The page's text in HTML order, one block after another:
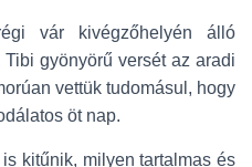
vár kivégzőhelyén álló
gyönyörű versét az aradi
vettük tudomásul, hogy
öt nap.
kitűnik, milyen tartalmas és